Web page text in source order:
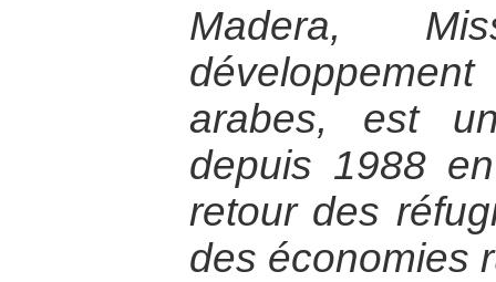
Madera,
arabes, est
depuis 1988
retour des
des économies